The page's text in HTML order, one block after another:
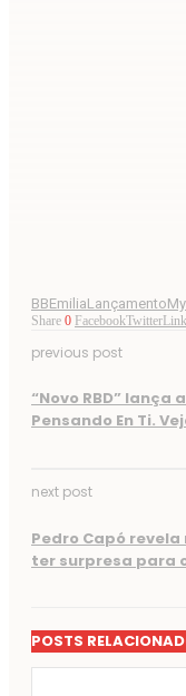
BBEmiliaLançamento
Share 0 FacebookTwitter
previous post
“Novo RBD”
Pensando En Ti.
next post
Pedro Capó
ter surpresa para
POSTS